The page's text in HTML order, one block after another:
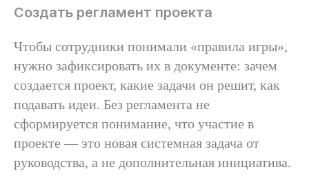
Создать регламент проекта
Чтобы сотрудники понимали «правила игры»,
нужно зафиксировать их в документе: зачем
создается проект, какие задачи он решит, как
подавать идеи. Без регламента не
сформируется понимание, что участие в
проекте — это новая системная задача от
руководства, а не дополнительная инициатива.